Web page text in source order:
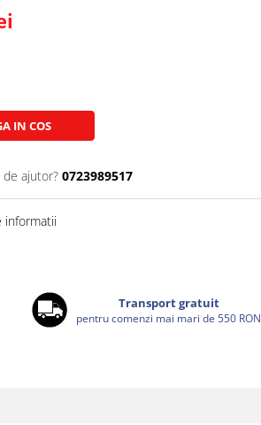
IN COS
de ajutor? 0723989517
informatii
Transport gratuit
pentru comenzi mai mari de 550 RON